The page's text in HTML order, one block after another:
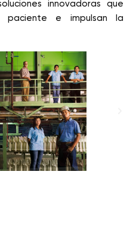
innovadoras que
e impulsan la